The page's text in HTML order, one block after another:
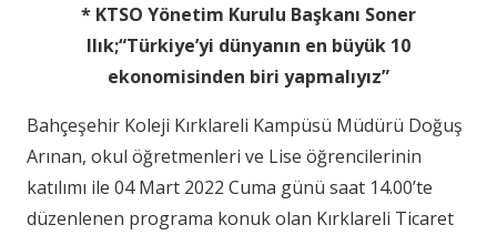
* KTSO Yönetim Kurulu Başkanı Soner
Ilık;“Türkiye’yi dünyanın en büyük 10
ekonomisinden biri yapmalıyız”
Bahçeşehir Koleji Kırklareli Kampüsü Müdürü Doğuş
Arınan, okul öğretmenleri ve Lise öğrencilerinin
katılımı ile 04 Mart 2022 Cuma günü saat 14.00’te
düzenlenen programa konuk olan Kırklareli Ticaret